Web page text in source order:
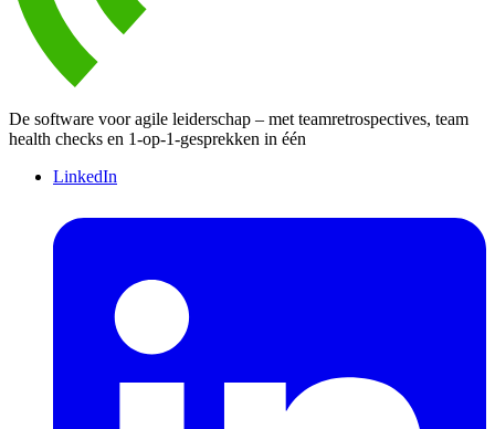
De software voor agile leiderschap – met teamretrospectives, team
health checks en 1-op-1-gesprekken in één
LinkedIn